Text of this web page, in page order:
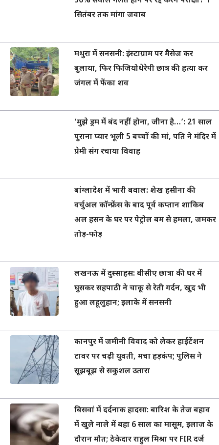
सितंबर तक मांगा जवाब
मथुरा में सनसनी: इंस्टाग्राम पर मैसेज कर
बुलाया, फिर फिजियोथेरेपी छात्र की हत्या कर
जंगल में फेंका शव
‘मुझे ड्रम में बंद नहीं होना, जीना है…’: 21 साल
पुराना प्यार भूली 5 बच्चों की मां, पति ने मंदिर में
प्रेमी संग रचाया विवाह
बांग्लादेश में भारी बवाल: शेख हसीना की
वर्चुअल कॉन्फ्रेंस के बाद पूर्व कप्तान शाकिब
अल हसन के घर पर पेट्रोल बम से हमला, जमकर
तोड़-फोड़
लखनऊ में दुस्साहस: बीसीए छात्रा की घर में
घुसकर सहपाठी ने चाकू से रेती गर्दन, खुद भी
हुआ लहूलुहान; इलाके में सनसनी
कानपुर में जमीनी विवाद को लेकर हाईटेंशन
टावर पर चढ़ी युवती, मचा हड़कंप; पुलिस ने
सूझबूझ से सकुशल उतारा
बिसवां में दर्दनाक हादसा: बारिश के तेज बहाव
में खुले नाले में बहा 6 साल का मासूम, इलाज के
दौरान मौत; ठेकेदार राहुल मिश्रा पर FIR दर्ज